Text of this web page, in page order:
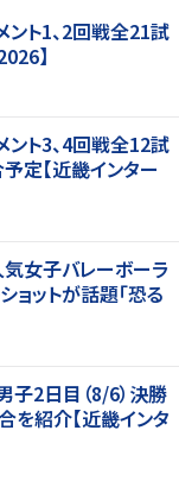
ント1、2回戦全21試
】
ント3、4回戦全12試
定【近畿インター
気女子バレーボーラ
ットが話題「恐る
2日目（8/6）決勝
を紹介【近畿インタ